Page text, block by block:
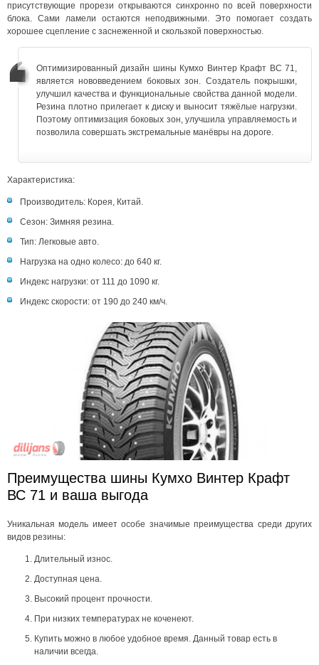
присутствующие прорези открываются синхронно по всей поверхности
блока. Сами ламели остаются неподвижными. Это помогает создать
хорошее сцепление с заснеженной и скользкой поверхностью.
Оптимизированный дизайн шины Кумхо Винтер Крафт ВС 71,
является нововведением боковых зон. Создатель покрышки,
улучшил качества и функциональные свойства данной модели.
Резина плотно прилегает к диску и выносит тяжёлые нагрузки.
Поэтому оптимизация боковых зон, улучшила управляемость и
позволила совершать экстремальные манёвры на дороге.
Характеристика:
Производитель: Корея, Китай.
Сезон: Зимняя резина.
Тип: Легковые авто.
Нагрузка на одно колесо: до 640 кг.
Индекс нагрузки: от 111 до 1090 кг.
Индекс скорости: от 190 до 240 км/ч.
Преимущества шины Кумхо Винтер Крафт
ВС 71 и ваша выгода
Уникальная модель имеет особе значимые преимущества среди других
видов резины:
Длительный износ.
Доступная цена.
Высокий процент прочности.
При низких температурах не коченеют.
Купить можно в любое удобное время. Данный товар есть в
наличии всегда.